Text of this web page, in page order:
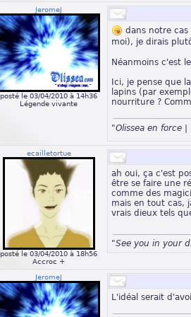
JeromeJ
posté le 03/04/2010 à 14h36
Légende vivante
dans notre
moi), je dirais
Néanmoins c'est
Ici, je pense que
lapins (par
nourriture ?
"Olissea en force
ecailletortue
posté le 03/04/2010 à 18h56
Accroc +
ah oui, ça c'est
être se faire une
comme des
mais en tout cas,
vrais dieux tels
"See you in your
JeromeJ
L'idéal serait